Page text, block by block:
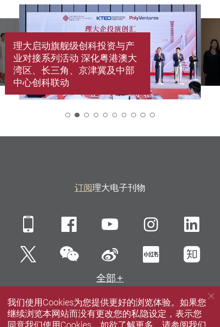
理大启动旗舰级创科投资与产
业对接系列活动 深化粤港澳大
湾区、长三角、京津冀及中部
中心创科联动
订阅理大电子刊物
Mobile FacebookYouTube
Twitter微信 新浪微博小红书知
全部
网站指南 联络我们 私隐政策声明
使用条款
无障碍网页
招聘 媒体 图书馆
我们使用Cookies为您提供更好的浏览体验。如果您
继续浏览本网站而没有更改您的私隐设定，表示您
同意我们使用Cookies。如欲了解更多，请参阅我们